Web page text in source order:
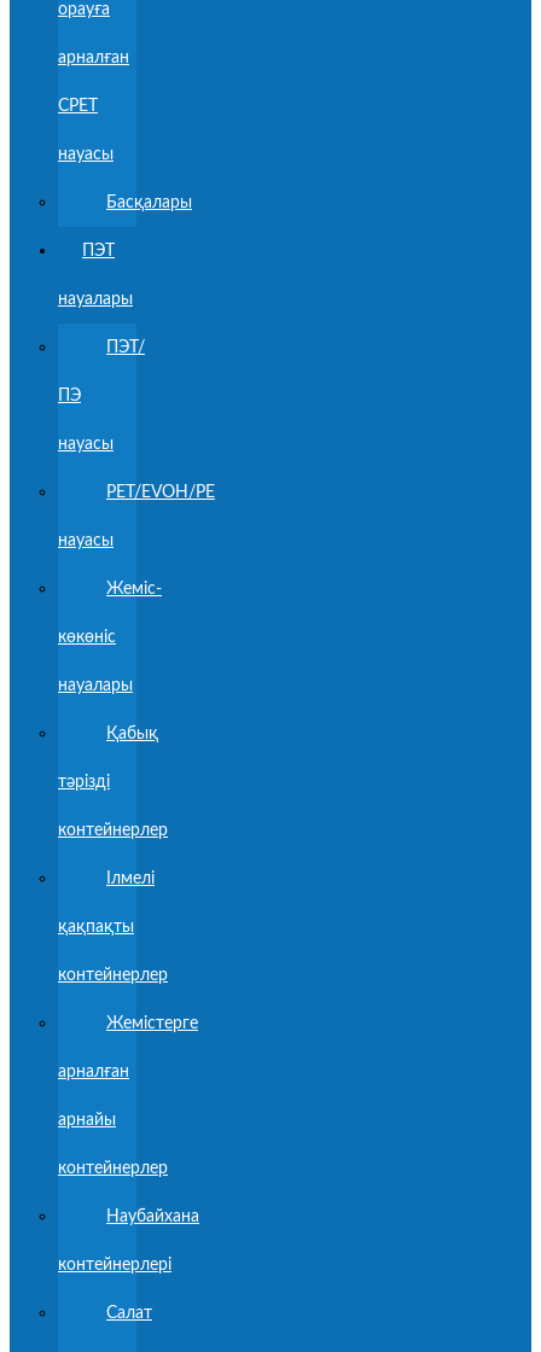
орауға
арналған
CPET
науасы
Басқалары
ПЭТ
науалары
ПЭТ/
ПЭ
науасы
PET/EVOH/PE
науасы
Жеміс-
көкөніс
науалары
Қабық
тәрізді
контейнерлер
Ілмелі
қақпақты
контейнерлер
Жемістерге
арналған
арнайы
контейнерлер
Наубайхана
контейнерлері
Салат